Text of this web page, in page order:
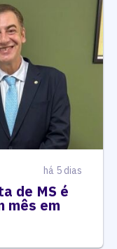
há 5 dias
de MS é
mês em